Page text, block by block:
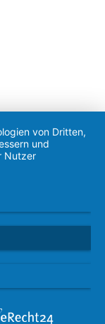
von Dritten,
und
Nutzer